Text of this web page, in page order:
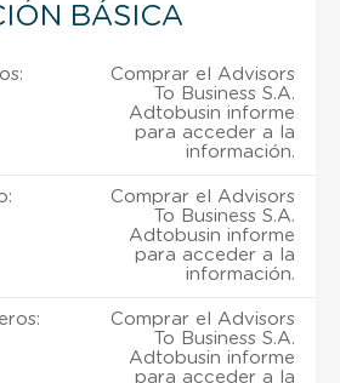
BÁSICA
Comprar el Advisors
To Business S.A.
Adtobusin informe
para acceder a la
información.
Comprar el Advisors
To Business S.A.
Adtobusin informe
para acceder a la
información.
Comprar el Advisors
To Business S.A.
Adtobusin informe
para acceder a la